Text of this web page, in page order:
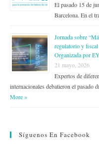
El pasado 15 de
Barcelona. En el
Jornada sobre
regulatorio y fiscal
Organizada por
21 mayo, 2026
Expertos de
internacionales debatieron el pasado
More »
Síguenos En Facebook